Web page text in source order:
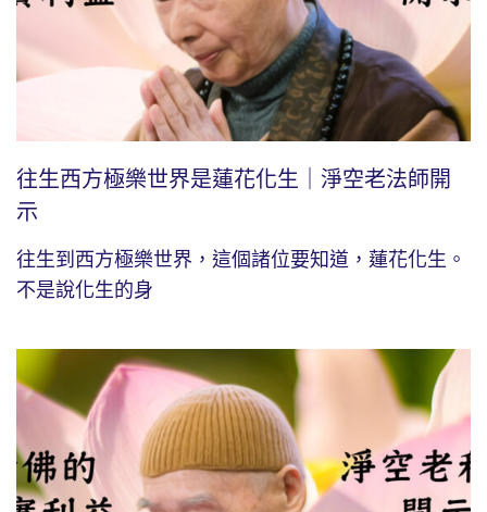
往生西方極樂世界是蓮花化生｜淨空老法師開
示
往生到西方極樂世界，這個諸位要知道，蓮花化生。
不是說化生的身